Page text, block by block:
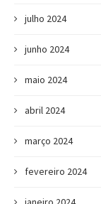
julho 2024
junho 2024
maio 2024
abril 2024
março 2024
fevereiro 2024